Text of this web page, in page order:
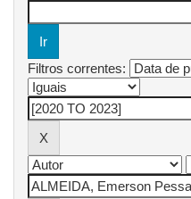
Filtros correntes: